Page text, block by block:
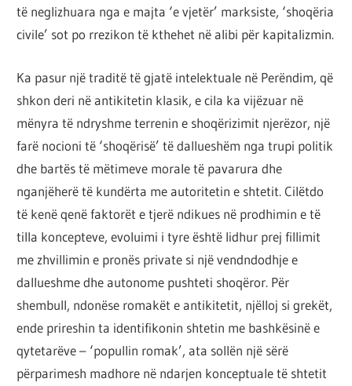
të neglizhuara nga e majta ‘e vjetër’ marksiste, ‘shoqëria
civile’ sot po rrezikon të kthehet në alibi për kapitalizmin.
Ka pasur një traditë të gjatë intelektuale në Perëndim, që
shkon deri në antikitetin klasik, e cila ka vijëzuar në
mënyra të ndryshme terrenin e shoqërizimit njerëzor, një
farë nocioni të ‘shoqërisë’ të dallueshëm nga trupi politik
dhe bartës të mëtimeve morale të pavarura dhe
nganjëherë të kundërta me autoritetin e shtetit. Cilëtdo
të kenë qenë faktorët e tjerë ndikues në prodhimin e të
tilla koncepteve, evoluimi i tyre është lidhur prej fillimit
me zhvillimin e pronës private si një vendndodhje e
dallueshme dhe autonome pushteti shoqëror. Për
shembull, ndonëse romakët e antikitetit, njëlloj si grekët,
ende prireshin ta identifikonin shtetin me bashkësinë e
qytetarëve – ‘popullin romak’, ata sollën një sërë
përparimesh madhore në ndarjen konceptuale të shtetit